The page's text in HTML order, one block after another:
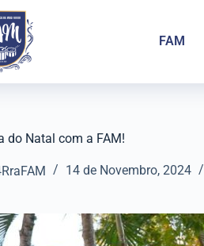
FAM
do Natal com a FAM!
14 de Novembro, 2024